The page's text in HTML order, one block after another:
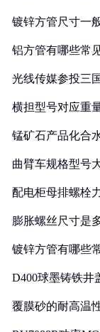
镀锌方管尺寸一
铝方管有哪些常
光线传媒参投三
横担型号对应重
锰矿石产品化合
曲臂车规格型号
配电柜母排螺栓
膨胀螺丝尺寸是
镀锌方管有哪些
D400球墨铸铁井
覆膜砂的耐高温